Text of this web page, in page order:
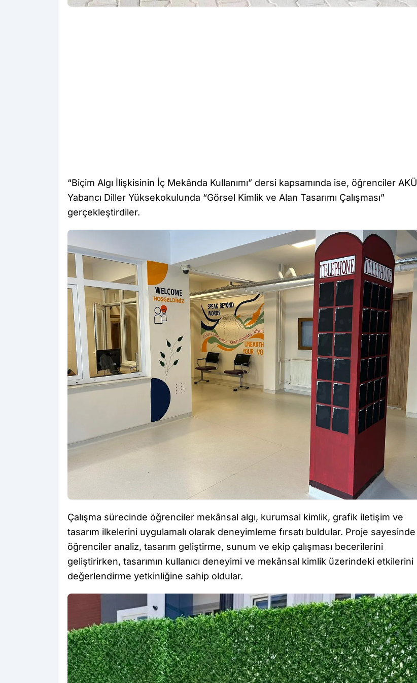
“Biçim Algı İlişkisinin İç Mekânda Kullanımı” dersi kapsamında ise, öğrenciler AKÜ
Yabancı Diller Yüksekokulunda “Görsel Kimlik ve Alan Tasarımı Çalışması”
gerçekleştirdiler.
Çalışma sürecinde öğrenciler mekânsal algı, kurumsal kimlik, grafik iletişim ve
tasarım ilkelerini uygulamalı olarak deneyimleme fırsatı buldular. Proje sayesinde
öğrenciler analiz, tasarım geliştirme, sunum ve ekip çalışması becerilerini
geliştirirken, tasarımın kullanıcı deneyimi ve mekânsal kimlik üzerindeki etkilerini
değerlendirme yetkinliğine sahip oldular.